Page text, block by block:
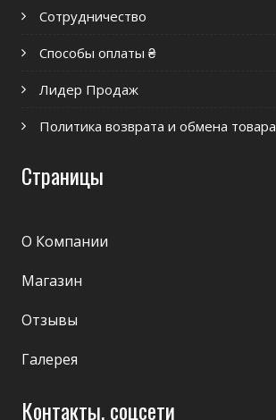
Сотрудничество
Способы оплаты ₴
Лидер Продаж
Политика возврата и обмена товара
Страницы
О Компании
Магазин
Отзывы
Галерея
Контакты, соцсети